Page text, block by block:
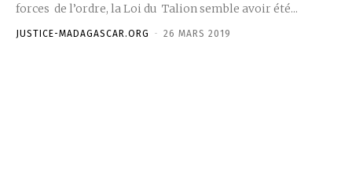
forces de l’ordre, la Loi du Talion semble avoir été...
JUSTICE-MADAGASCAR.ORG - 26 MARS 2019